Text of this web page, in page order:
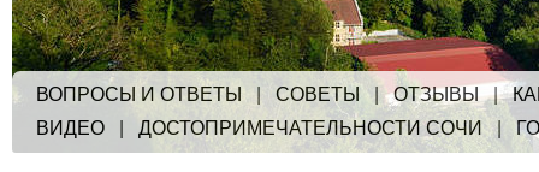
ВОПРОСЫ И ОТВЕТЫ СОВЕТЫ |ОТЗЫВЫ |
ВИДЕО
ДОСТОПРИМЕЧАТЕЛЬНОСТИ СОЧИ